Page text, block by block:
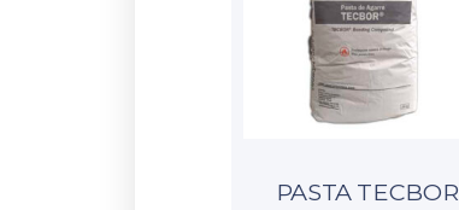
PASTA TECBOR